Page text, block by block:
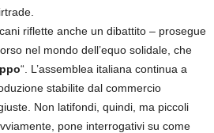
riflette anche un dibattito – prosegue
nel mondo dell’equo solidale, che
“. L’assemblea italiana continua a
stabilite dal commercio
Non latifondi, quindi, ma piccoli
pone interrogativi su come